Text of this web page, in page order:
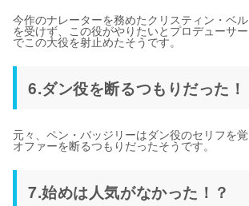
今作のナレーターを務めたクリスティン・ベ
を受けず、この役がやりたいとプロデューサ
でこの大役を射止めたそうです。
6.ダン役を断るつもりだった！
元々、ペン・バッジリーはダン役のセリフを覚
オファーを断るつもりだったそうです。
7.始めは人気がなかった！？